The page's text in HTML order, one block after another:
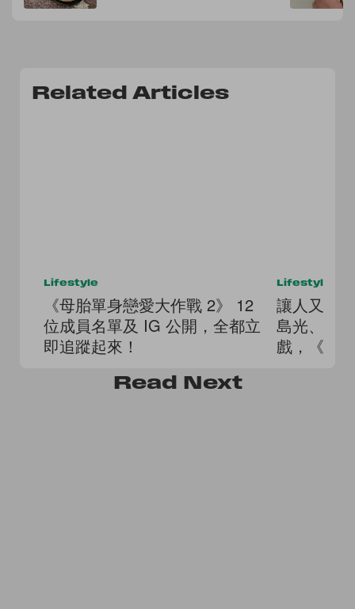
Related Articles
Lifestyle
《母胎單身戀愛大作戰 2》 12
位成員名單及 IG 公開，全都立
即追蹤起來！
Lifestyle
讓人又哭
島光、小
戲，《把
Read Next